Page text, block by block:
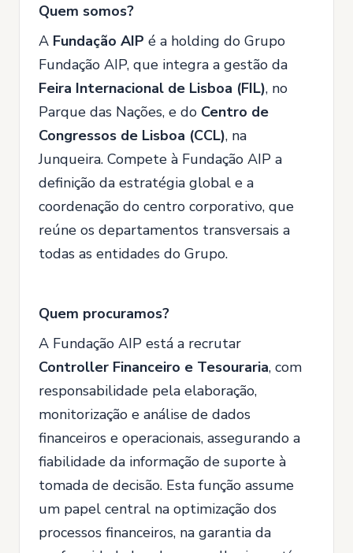
Quem somos?
A Fundação AIP é a holding do Grupo
Fundação AIP, que integra a gestão da
Feira Internacional de Lisboa (FIL), no
Parque das Nações, e do Centro de
Congressos de Lisboa (CCL), na
Junqueira. Compete à Fundação AIP a
definição da estratégia global e a
coordenação do centro corporativo, que
reúne os departamentos transversais a
todas as entidades do Grupo.
Quem procuramos?
A Fundação AIP está a recrutar
Controller Financeiro e Tesouraria, com
responsabilidade pela elaboração,
monitorização e análise de dados
financeiros e operacionais, assegurando a
fiabilidade da informação de suporte à
tomada de decisão. Esta função assume
um papel central na optimização dos
processos financeiros, na garantia da